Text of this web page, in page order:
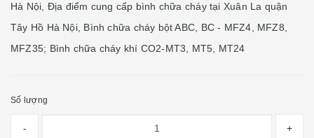
Hà Nội, Địa điểm cung cấp bình chữa cháy tại Xuân La quận
Tây Hồ Hà Nội, Bình chữa cháy bột ABC, BC - MFZ4, MFZ8,
MFZ35; Bình chữa cháy khí CO2-MT3, MT5, MT24
Số lượng
- +